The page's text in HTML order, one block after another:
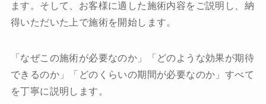
ます。そして、お客様に適した施術内容をご説明し、納
得いただいた上で施術を開始します。
「なぜこの施術が必要なのか」「どのような効果が期待
できるのか」「どのくらいの期間が必要なのか」すべて
を丁寧に説明します。